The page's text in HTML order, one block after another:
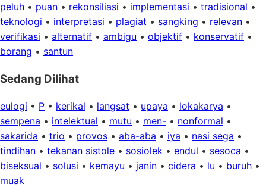
peluh • puan • rekonsiliasi • implementasi • tradisional •
teknologi • interpretasi • plagiat • sangking • relevan •
verifikasi • alternatif • ambigu • objektif • konservatif •
borang • santun
Sedang Dilihat
eulogi • P • kerikal • langsat • upaya • lokakarya •
sempena • intelektual • mutu • men- • nonformal •
sakarida • trio • provos • aba-aba • iya • nasi sega •
tindihan • tekanan sistole • sosiolek • endul • sesoca •
biseksual • solusi • kemayu • janin • cidera • lu • buruh •
muak